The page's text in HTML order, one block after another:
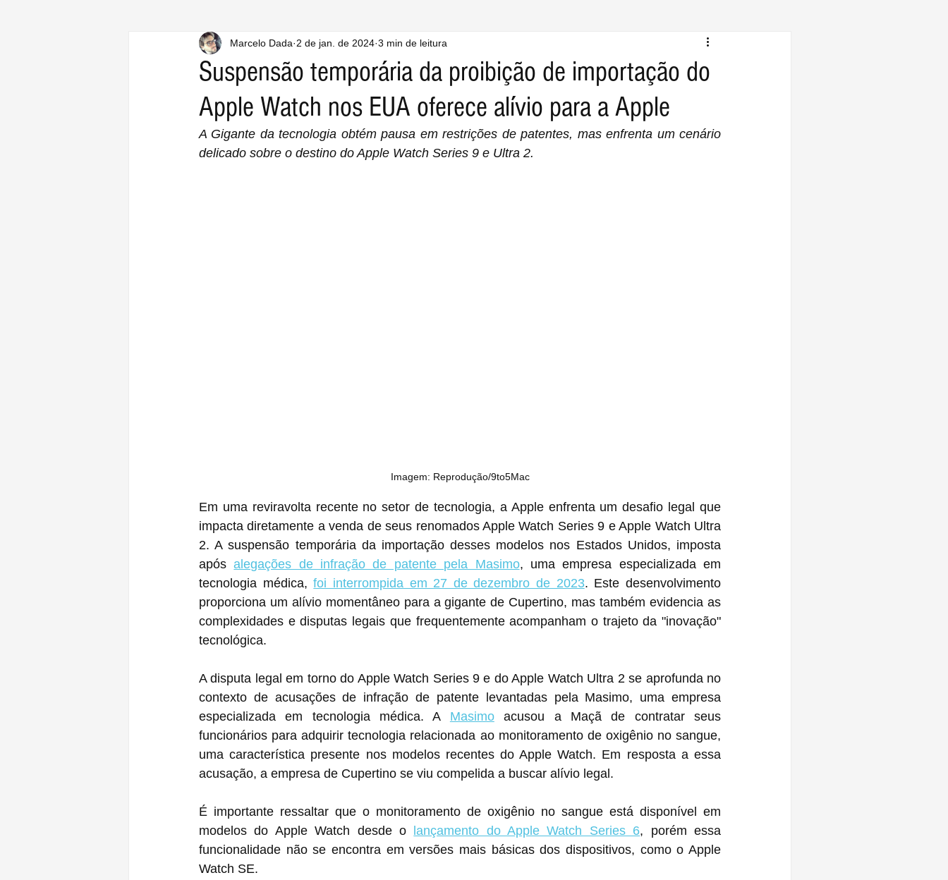
Suspensão temporária da proibição de importação do
Apple Watch nos EUA oferece alívio para a Apple
Marcelo Dada 2 de jan. de 2024 3 min de leitura
A Gigante da tecnologia obtém pausa em restrições de patentes, mas enfrenta um cenário
delicado sobre o destino do Apple Watch Series 9 e Ultra 2.
Imagem: Reprodução/9to5Mac
Em uma reviravolta recente no setor de tecnologia, a Apple enfrenta um desafio legal que
impacta diretamente a venda de seus renomados Apple Watch Series 9 e Apple Watch Ultra
2. A suspensão temporária da importação desses modelos nos Estados Unidos, imposta
após alegações de infração de patente pela Masimo, uma empresa especializada em
tecnologia médica, foi interrompida em 27 de dezembro de 2023. Este desenvolvimento
proporciona um alívio momentâneo para a gigante de Cupertino, mas também evidencia as
complexidades e disputas legais que frequentemente acompanham o trajeto da "inovação"
tecnológica.
A disputa legal em torno do Apple Watch Series 9 e do Apple Watch Ultra 2 se aprofunda no
contexto de acusações de infração de patente levantadas pela Masimo, uma empresa
especializada em tecnologia médica. A Masimo acusou a Maçã de contratar seus
funcionários para adquirir tecnologia relacionada ao monitoramento de oxigênio no sangue,
uma característica presente nos modelos recentes do Apple Watch. Em resposta a essa
acusação, a empresa de Cupertino se viu compelida a buscar alívio legal.
É importante ressaltar que o monitoramento de oxigênio no sangue está disponível em
modelos do Apple Watch desde o
lançamento do Apple Watch Series 6, porém essa
funcionalidade não se encontra em versões mais básicas dos dispositivos, como o Apple
Watch SE.